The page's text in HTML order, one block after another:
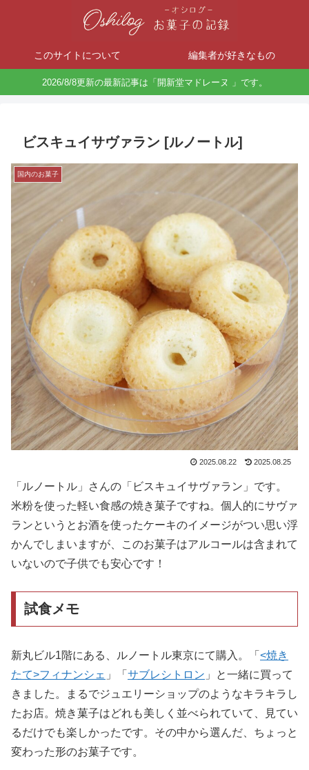
このサイトについて 編集者が好きなもの
2026/8/8更新の最新記事は「開新堂マドレーヌ 」です。
ビスキュイサヴァラン [ルノートル]
国内のお菓子
2025.08.22 2025.08.25
「ルノートル」さんの「ビスキュイサヴァラン」です。
米粉を使った軽い食感の焼き菓子ですね。個人的にサヴァ
ランというとお酒を使ったケーキのイメージがつい思い浮
かんでしまいますが、このお菓子はアルコールは含まれて
いないので子供でも安心です！
試食メモ
新丸ビル1階にある、ルノートル東京にて購入。「 <焼き
たて>フィナンシェ 」「 サブレシトロン 」と一緒に買って
きました。まるでジュエリーショップのようなキラキラし
たお店。焼き菓子はどれも美しく並べられていて、見てい
るだけでも楽しかったです。その中から選んだ、ちょっと
変わった形のお菓子です。